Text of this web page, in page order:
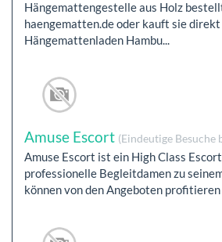
Hängemattengestelle aus Holz
haengematten.de oder kauft sie
Hängemattenladen Hambu...
Amuse Escort (Eindeutige Besuche
Amuse Escort ist ein High Class
professionelle Begleitdamen zu
können von den Angeboten profitieren